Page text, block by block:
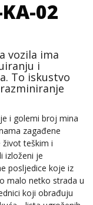
02
vozila ima
i
To iskustvo
i golemi broj mina
zagađene
život teškim i
izloženi je
posljedice koje iz
malo netko strada u
koji obrađuju